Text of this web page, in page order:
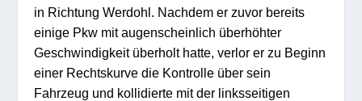
in Richtung Werdohl. Nachdem er zuvor bereits
einige Pkw mit augenscheinlich überhöhter
Geschwindigkeit überholt hatte, verlor er zu Beginn
einer Rechtskurve die Kontrolle über sein
Fahrzeug und kollidierte mit der linksseitigen